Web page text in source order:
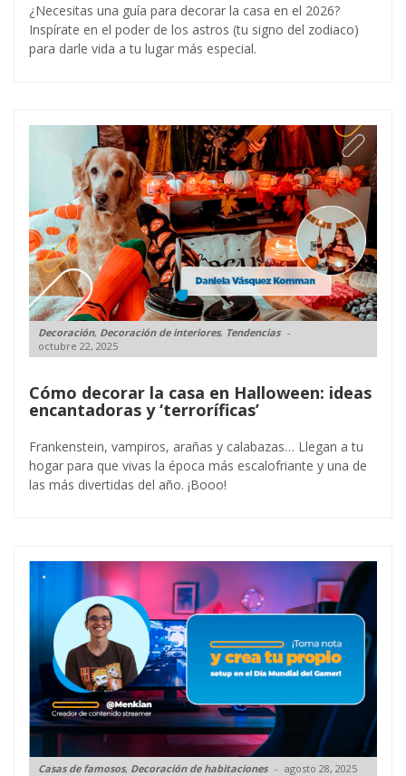
¿Necesitas una guía para decorar la casa en el 2026?
Inspírate en el poder de los astros (tu signo del zodiaco)
para darle vida a tu lugar más especial.
Decoración, Decoración de interiores, Tendencias
octubre 22, 2025
Cómo decorar la casa en Halloween: ideas
encantadoras y ‘terroríficas’
Frankenstein, vampiros, arañas y calabazas… Llegan a tu
hogar para que vivas la época más escalofriante y una de
las más divertidas del año. ¡Booo!
Casas de famosos, Decoración de habitaciones agosto 28, 2025